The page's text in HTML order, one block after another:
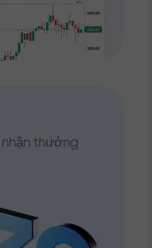
thưởng